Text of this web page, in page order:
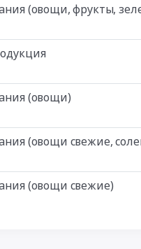
(овощи, фрукты,
(овощи)
(овощи свежие,
(овощи свежие)